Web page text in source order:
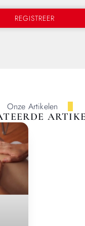
REGISTREER
Onze Artikelen